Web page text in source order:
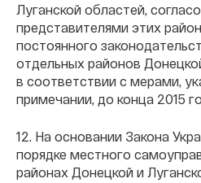
Луганской областей,
представителями этих
постоянного
отдельных районов
в соответствии с мерами,
примечании, до конца 2015
12. На основании Закона
порядке местного
районах Донецкой и